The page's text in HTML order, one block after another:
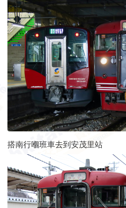
搭南行嗰班車去到安茂里站